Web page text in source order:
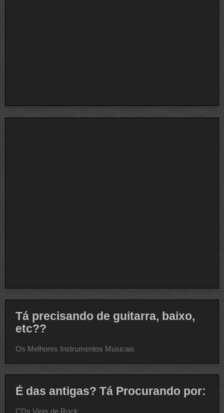
Tá precisando de guitarra, baixo,
etc??
Os Melhores Instrumentos Musicais
É das antigas? Tá Procurando por:
CDs Vinis de Rock